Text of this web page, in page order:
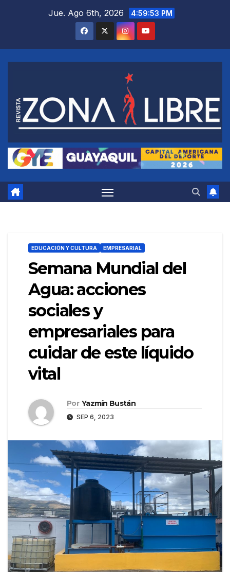
Jue. Ago 6th, 2026 4:59:54 PM
EDUCACIÓN Y CULTURA EMPRESARIAL
Semana Mundial del
Agua: acciones
sociales y
empresariales para
cuidar de este líquido
vital
Por Yazmín Bustán
SEP 6, 2023